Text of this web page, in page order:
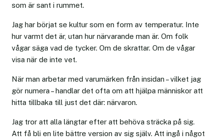
som är sant i rummet.
Jag har börjat se kultur som en form av temperatur. Inte
hur varmt det är, utan hur närvarande man är. Om folk
vågar säga vad de tycker. Om de skrattar. Om de vågar
visa när de inte vet.
När man arbetar med varumärken från insidan – vilket jag
gör numera – handlar det ofta om att hjälpa människor att
hitta tillbaka till just det där: närvaron.
Jag tror att alla längtar efter att behöva sträcka på sig.
Att få bli en lite bättre version av sig själv. Att ingå i något